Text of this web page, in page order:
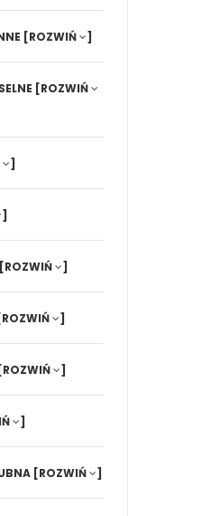
[ROZWIŃ ]
[ROZWIŃ
]
]
[ROZWIŃ ]
[ROZWIŃ ]
[ROZWIŃ ]
]
[ROZWIŃ ]